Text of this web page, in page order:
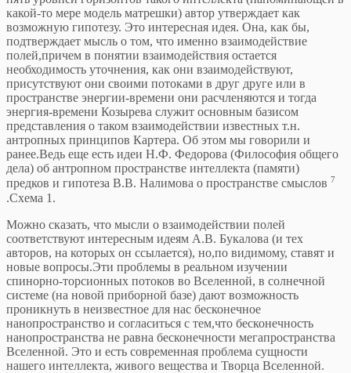
какой-то мере модель матрешки) автор утверждает как
возможную гипотезу. Это интересная идея. Она, как бы,
подтверждает мысль о том, что именно взаимодействие
полей,причем в понятии взаимодействия остается
необходимость уточнения, как они взаимодействуют,
присутствуют они своими потоками в друг друге или в
пространстве энергии-времени они расчленяются и тогда
энергия-времени Козырева служит основным базисом
представления о таком взаимодействии известных т.н.
антропных принципов Картера. Об этом мы говорили и
ранее.Ведь еще есть идеи Н.Ф. Федорова (Философия общего
дела) об антропном пространстве интеллекта (памяти)
предков и гипотеза В.В. Налимова о пространстве смыслов 7
.Схема 1.
Можно сказать, что мысли о взаимодействии полей
соответствуют интересным идеям А.В. Букалова (и тех
авторов, на которых он ссылается), но,по видимому, ставят и
новые вопросы.Эти проблемы в реальном изучении
спинорно-торсионных потоков во Вселенной, в солнечной
системе (на новой приборной базе) дают возможность
проникнуть в неизвестное для нас бесконечное
нанопространство и согласиться с тем,что бесконечность
нанопространства не равна бесконечности мегапространства
Вселенной. Это и есть современная проблема сущности
нашего интеллекта, живого вещества и Творца Вселенной.